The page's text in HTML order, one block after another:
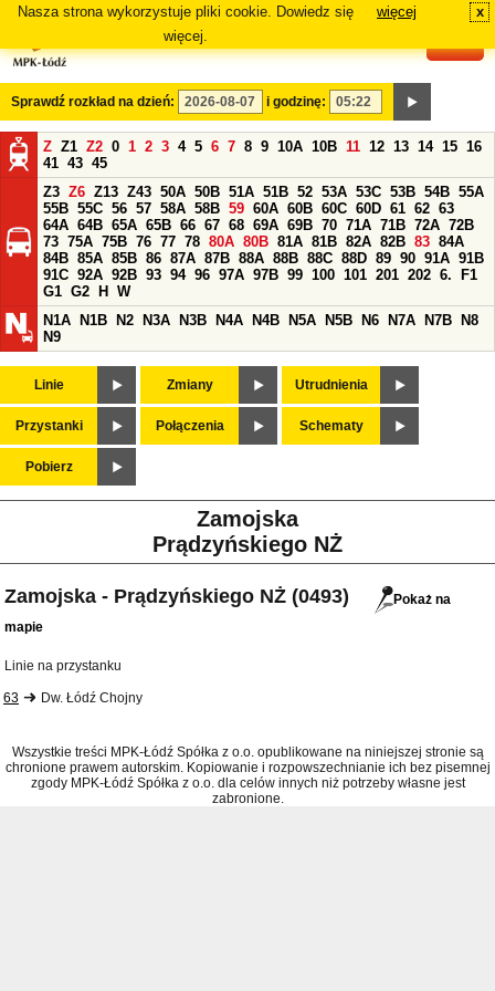
Nasza strona wykorzystuje pliki cookie. Dowiedz się
więcej.
więcej x
Sprawdź rozkład na dzień: i godzinę:
Z Z1 Z2 0 1 2 3 4 5 6 7 8 9 10A 10B 11 12 13 14 15 16
41 43 45
Z3 Z6 Z13 Z43 50A 50B 51A 51B 52 53A 53C 53B 54B 55A
55B 55C 56 57 58A 58B 59 60A 60B 60C 60D 61 62 63
64A 64B 65A 65B 66 67 68 69A 69B 70 71A 71B 72A 72B
73 75A 75B 76 77 78 80A 80B 81A 81B 82A 82B 83 84A
84B 85A 85B 86 87A 87B 88A 88B 88C 88D 89 90 91A 91B
91C 92A 92B 93 94 96 97A 97B 99 100 101 201 202 6.
F1
G1 G2 H
W
N1A
N1B N2 N3A N3B N4A N4B N5A N5B N6 N7A N7B
N8
N9
Linie Zmiany Utrudnienia
Przystanki Połączenia Schematy
Pobierz
Zamojska
Prądzyńskiego NŻ
Zamojska - Prądzyńskiego NŻ (0493)
Pokaż na
mapie
Linie na przystanku
63 Dw. Łódź Chojny
Wszystkie treści MPK-Łódź Spółka z o.o. opublikowane na niniejszej stronie są
chronione prawem autorskim. Kopiowanie i rozpowszechnianie ich bez pisemnej
zgody MPK-Łódź Spółka z o.o. dla celów innych niż potrzeby własne jest
zabronione.